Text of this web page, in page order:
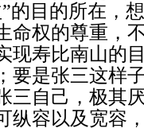
的目的所在，
命权的尊重，
现寿比南山的
要是张三这样
三自己，极其
纵容以及宽容